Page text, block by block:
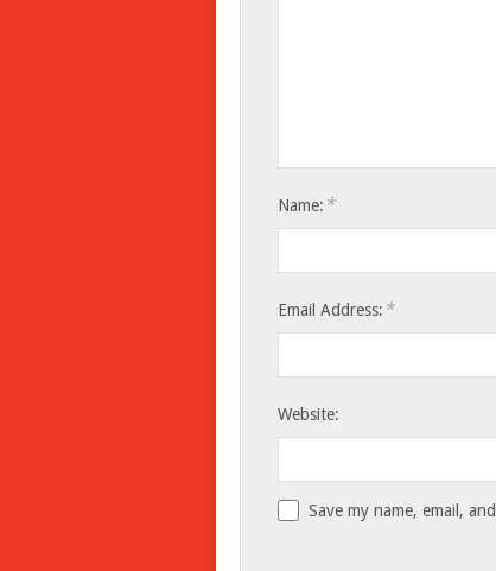
Name: *
Email Address: *
Website:
Save my name, email,